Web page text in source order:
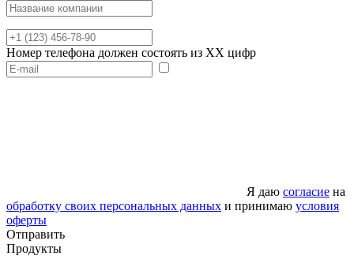
Номер телефона должен состоять из XX цифр
Я даю согласие на
обработку своих персональных данных и принимаю условия
оферты
Отправить
Продукты